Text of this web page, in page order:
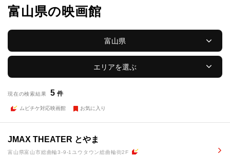
富山県の映画館
富山県
エリアを選ぶ
現在の検索結果 5 件
ムビチケ対応映画館 お気に入り
JMAX THEATER とやま
富山県富山市総曲輪3-9-1ユウタウン総曲輪街2F